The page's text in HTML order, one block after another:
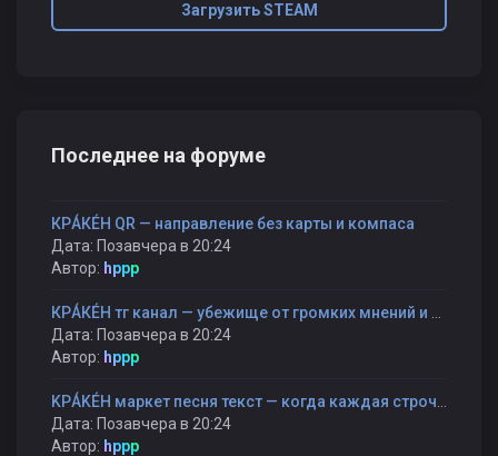
Загрузить STEAM
Последнее на форуме
КРÁКÉН QR — направление без карты и компаса
Дата: Позавчера в 20:24
Автор: hppp
Дата: Позавчера в 20:24
Автор: hppp
Дата: Позавчера в 20:24
Автор: hppp